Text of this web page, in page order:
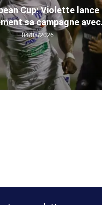
Cup: Violette lance
sa campagne
04/08/2026